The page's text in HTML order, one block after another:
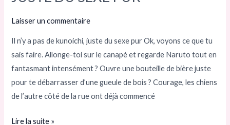
Laisser un commentaire
Il n’y a pas de kunoichi, juste du sexe pur Ok, voyons ce que tu
sais faire. Allonge-toi sur le canapé et regarde Naruto tout en
fantasmant intensément ? Ouvre une bouteille de bière juste
pour te débarrasser d’une gueule de bois ? Courage, les chiens
de l’autre côté de la rue ont déjà commencé
A
PAS
KUNOICHI,
JUSTE
DU
SEXE
PUR
Lire la suite »